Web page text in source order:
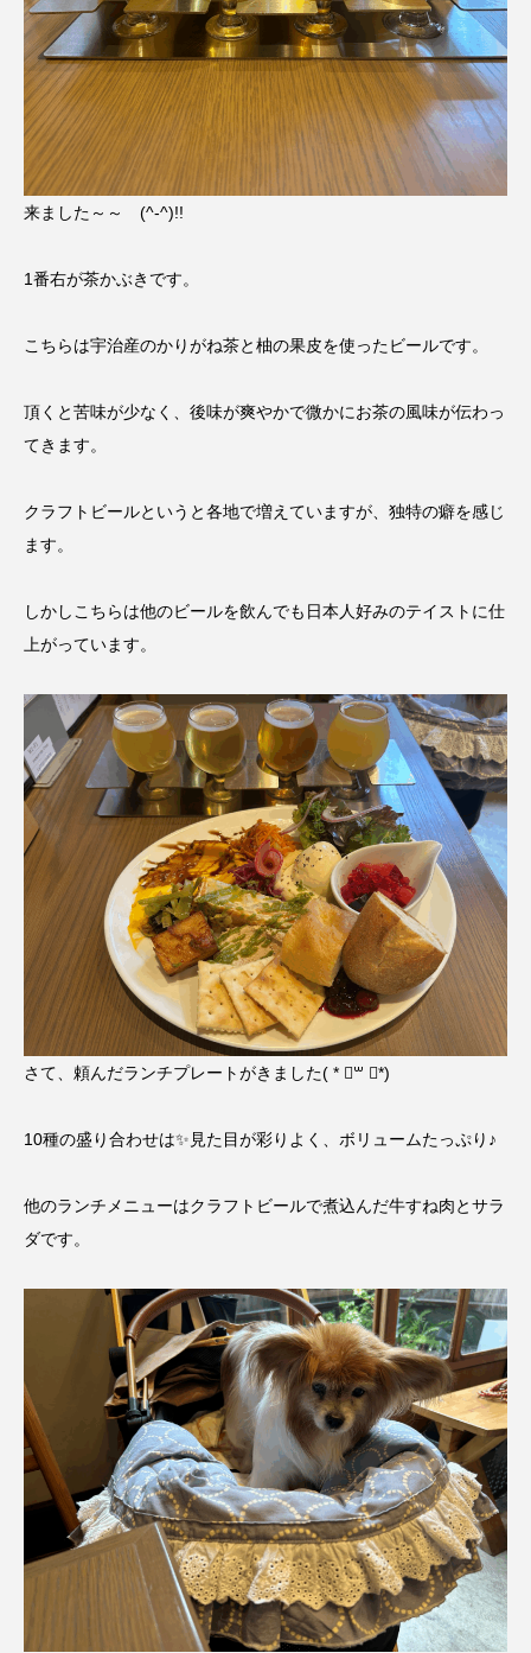
来ました～～ (^-^)!!
1番右が茶かぶきです。
こちらは宇治産のかりがね茶と柚の果皮を使ったビールです。
頂くと苦味が少なく、後味が爽やかで微かにお茶の風味が伝わっ
てきます。
クラフトビールというと各地で増えていますが、独特の癖を感じ
ます。
しかしこちらは他のビールを飲んでも日本人好みのテイストに仕
上がっています。
さて、頼んだランチプレートがきました( * ॑꒳ ॑*)
10種の盛り合わせは✨見た目が彩りよく、ボリュームたっぷり♪
他のランチメニューはクラフトビールで煮込んだ牛すね肉とサラ
ダです。